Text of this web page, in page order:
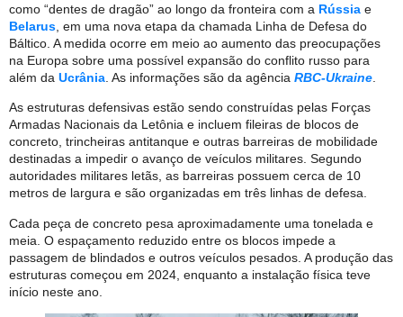
como “dentes de dragão” ao longo da fronteira com a Rússia e
Belarus , em uma nova etapa da chamada Linha de Defesa do
Báltico. A medida ocorre em meio ao aumento das preocupações
na Europa sobre uma possível expansão do conflito russo para
além da Ucrânia . As informações são da agência RBC-Ukraine
As estruturas defensivas estão sendo construídas pelas Forças
Armadas Nacionais da Letônia e incluem fileiras de blocos de
concreto, trincheiras antitanque e outras barreiras de mobilidade
destinadas a impedir o avanço de veículos militares. Segundo
autoridades militares letãs, as barreiras possuem cerca de 10
metros de largura e são organizadas em três linhas de defesa.
Cada peça de concreto pesa aproximadamente uma tonelada e
meia. O espaçamento reduzido entre os blocos impede a
passagem de blindados e outros veículos pesados. A produção das
estruturas começou em 2024, enquanto a instalação física teve
início neste ano.